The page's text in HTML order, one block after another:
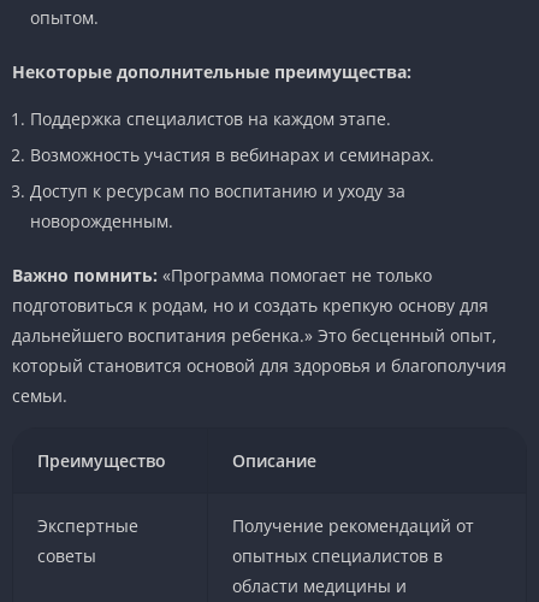
опытом.
Некоторые дополнительные преимущества:
Поддержка специалистов на каждом этапе.
Возможность участия в вебинарах и семинарах.
Доступ к ресурсам по воспитанию и уходу за
новорожденным.
Важно помнить: «Программа помогает не только
подготовиться к родам, но и создать крепкую основу для
дальнейшего воспитания ребенка.» Это бесценный опыт,
который становится основой для здоровья и благополучия
семьи.
Преимущество Описание
Экспертные
советы
Получение рекомендаций от
опытных специалистов в
области медицины и